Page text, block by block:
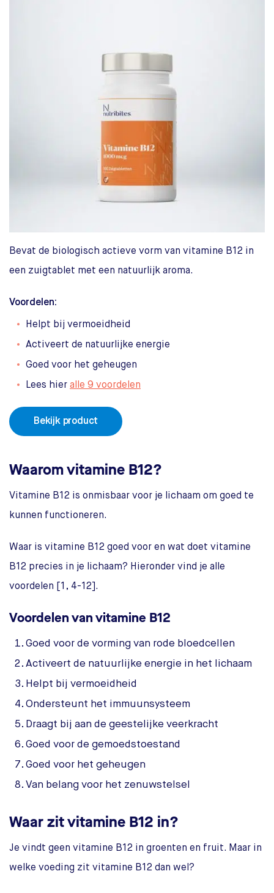
Bevat de biologisch actieve vorm van vitamine B12 in
een zuigtablet met een natuurlijk aroma.
Voordelen:
Helpt bij vermoeidheid
Activeert de natuurlijke energie
Goed voor het geheugen
Lees hier alle 9 voordelen
Bekijk product
Waarom vitamine B12?
Vitamine B12 is onmisbaar voor je lichaam om goed te
kunnen functioneren.
Waar is vitamine B12 goed voor en wat doet vitamine
B12 precies in je lichaam? Hieronder vind je alle
voordelen [1, 4-12].
Voordelen van vitamine B12
Goed voor de vorming van rode bloedcellen
Activeert de natuurlijke energie in het lichaam
Helpt bij vermoeidheid
Ondersteunt het immuunsysteem
Draagt bij aan de geestelijke veerkracht
Goed voor de gemoedstoestand
Goed voor het geheugen
Van belang voor het zenuwstelsel
Waar zit vitamine B12 in?
Je vindt geen vitamine B12 in groenten en fruit. Maar in
welke voeding zit vitamine B12 dan wel?